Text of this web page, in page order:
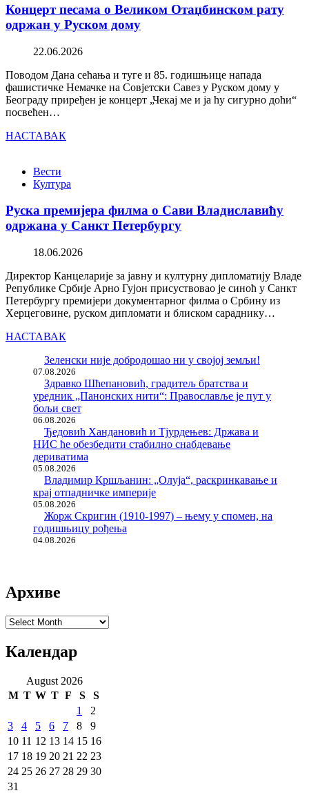
Концерт песама о Великом Отаџбинском рату
одржан у Руском дому
22.06.2026
Поводом Дана сећања и туге и 85. годишњице напада
фашистичке Немачке на Совјетски Савез у Руском дому у
Београду приређен је концерт „Чекај ме и ја ћу сигурно доћи“
посвећен…
НАСТАВАК
Вести
Култура
Руска премијера филма о Сави Владиславићу
одржана у Санкт Петербургу
18.06.2026
Директор Канцеларије за јавну и културну дипломатију Владе
Републике Србије Арно Гујон присуствовао је синоћ у Санкт
Петербургу премијери документарног филма о Србину из
Херцеговине, руском дипломати и блиском сараднику…
НАСТАВАК
Зеленски није добродошао ни у својој земљи!
07.08.2026
Здравко Шћепановић, градитељ братства и
уредник „Панонских нити“: Православље је пут у
бољи свет
06.08.2026
Ђедовић Хандановић и Тјурдењев: Држава и
НИС ће обезбедити стабилно снабдевање
дериватима
05.08.2026
Владимир Кршљанин: „Олуја“, раскринкавање и
крај отпадничке империје
05.08.2026
Жорж Скригин (1910-1997) – њему у спомен, на
годишњицу рођења
04.08.2026
Архиве
Архиве
Календар
August 2026
M T W T F S
S
1
2
3
4 5 6 7 8
9
10 11 12 13 14 15 16
17 18 19 20 21 22 23
24 25 26 27 28 29 30
31